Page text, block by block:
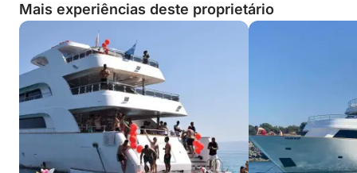
Mais experiências deste proprietário